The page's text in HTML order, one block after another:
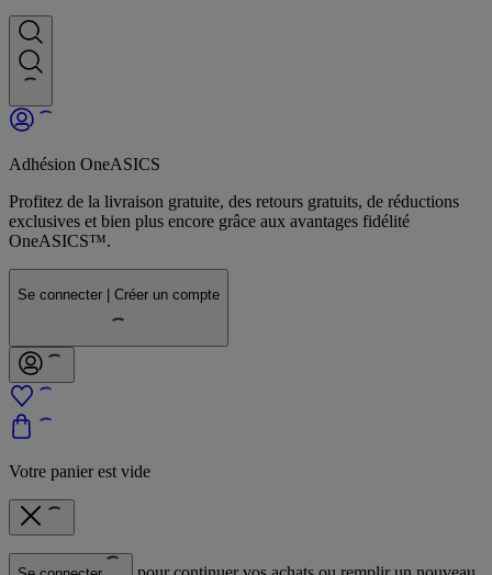
Adhésion OneASICS
Profitez de la livraison gratuite, des retours gratuits, de réductions
exclusives et bien plus encore grâce aux avantages fidélité
OneASICS™.
Se connecter | Créer un compte
Votre panier est vide